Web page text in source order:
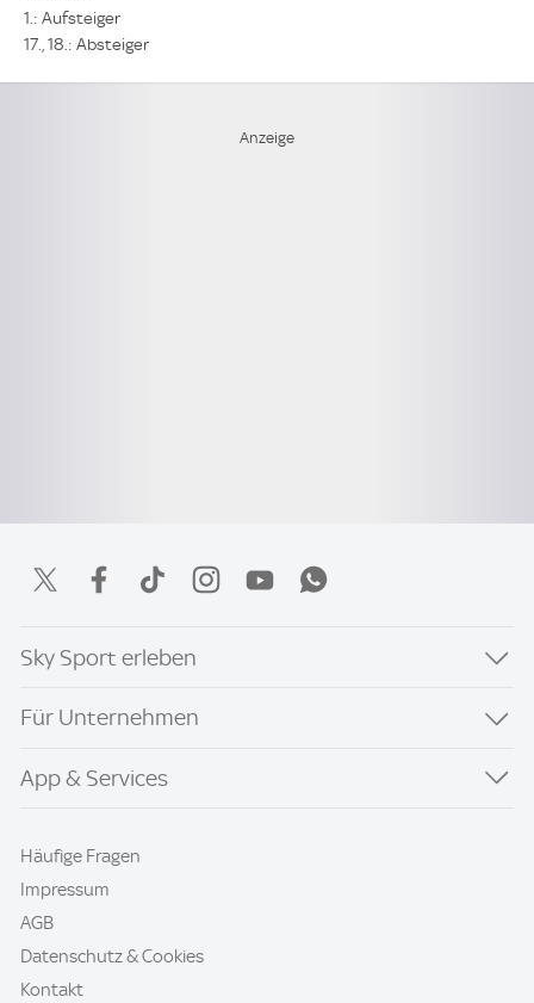
1.: Aufsteiger
17., 18.: Absteiger
Sky Sport erleben
Für Unternehmen
App & Services
Häufige Fragen
Impressum
AGB
Datenschutz & Cookies
Kontakt